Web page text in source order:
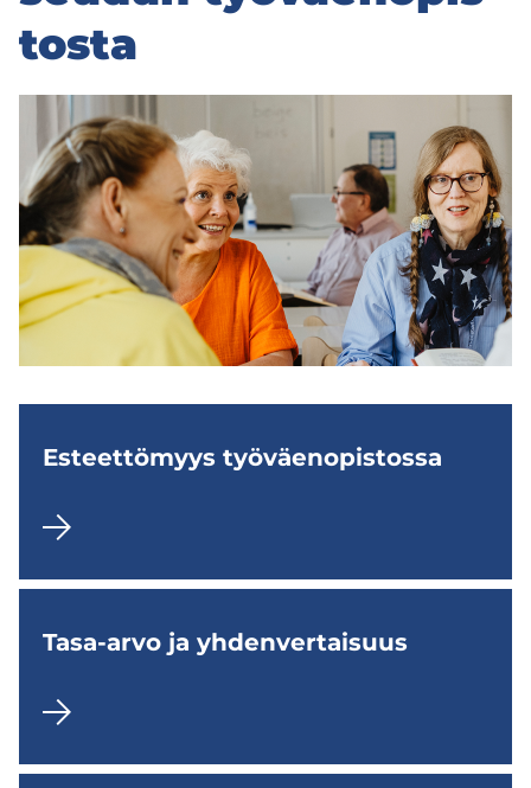
tos­ta
Es­teet­tö­myys työ­väen­opis­tos­sa
Tasa-​arvo ja yh­den­ver­tai­suus